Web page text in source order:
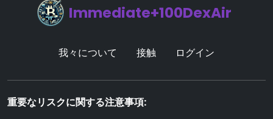
Immediate+100DexAir
我々について 接触 ログイン
重要なリスクに関する注意事項: